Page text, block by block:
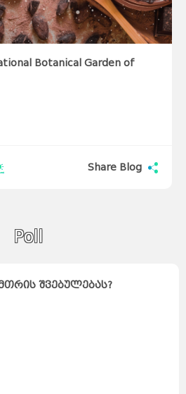
Botanical Garden of
Share Blog
Poll
შვებულებას?